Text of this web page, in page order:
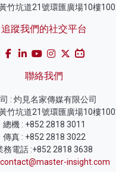
竹坑道21號環匯廣場10樓
追蹤我們的社交平台
聯絡我們
: 灼見名家傳媒有限公司
竹坑道21號環匯廣場10樓
總機 : +852 2818 3011
傳真 : +852 2818 3022
務電話 :+852 2818 3638
contact@master-insight.com